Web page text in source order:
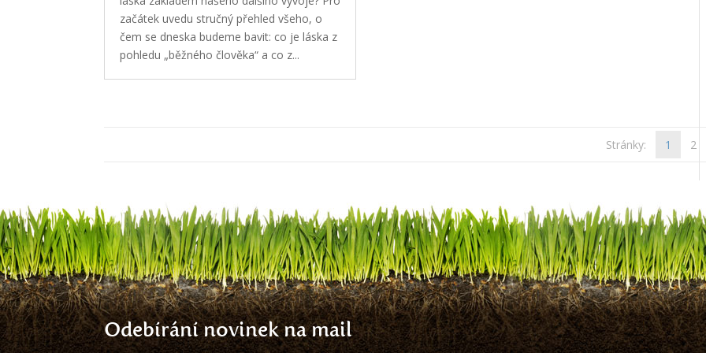
začátek uvedu stručný přehled všeho, o
čem se dneska budeme bavit: co je láska z
pohledu „běžného člověka“ a co z...
Stránky: 1 2
Odebírání novinek na mail